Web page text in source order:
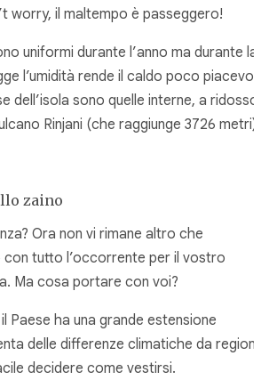
worry, il maltempo è passeggero!
uniformi durante l’anno ma durante la
l’umidità rende il caldo poco
dell’isola sono quelle interne, a ridosso
Rinjani (che raggiunge 3726 metri).
zaino
Ora non vi rimane altro che
con tutto l’occorrente per il vostro
Ma cosa portare con voi?
Paese ha una grande estensione
delle differenze climatiche da
decidere come vestirsi.